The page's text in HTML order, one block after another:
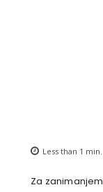
Less than 1 min.
Za